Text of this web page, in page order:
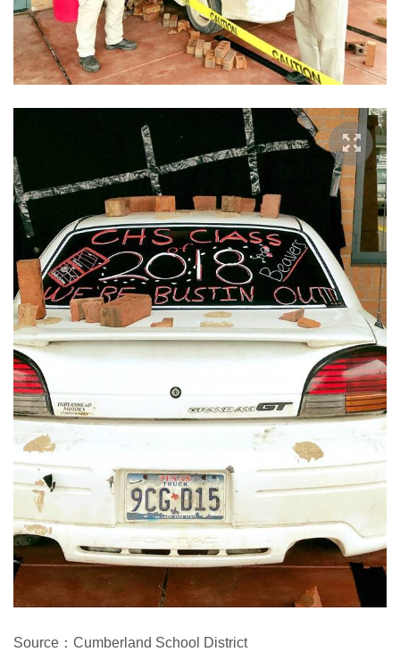
Source：Cumberland School District